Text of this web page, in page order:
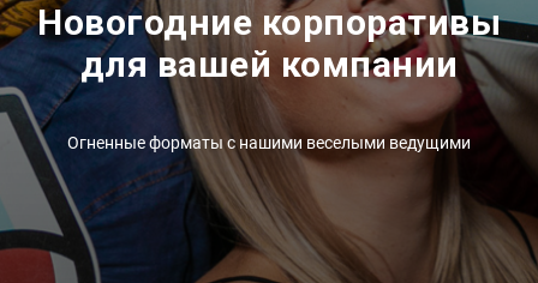
Новогодние корпоративы
для вашей компании
Огненные форматы с нашими веселыми ведущими